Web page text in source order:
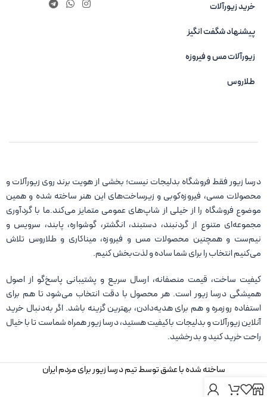
خرید زیورآلات
پیشنهاد شگفت انگیز
زیورآلات مس و فیروزه‌
طلاروس
درسا زیور فقط فروشگاه بدلیجات نیست؛ بخشی از هویت برند روی زیورآلات و
محصولات مسی، فیروزه‌کوبی و زیرساخت‌های این هنر ساخته شده و همین
موضوع فروشگاه را از خیلی از شاپ‌های عمومی متمایز می‌کند.ما با گردآوری
مجموعه‌ای متنوع از گردنبند، دستبند، انگشتر، گوشواره، پابند، سرویس و
نیم‌ست و همچنین محصولات مس و فیروزه، میناکاری و طلاروس تلاش
می‌کنیم انتخاب را برای شما ساده و لذت‌بخش کنیم.
کیفیت ساخت، قیمت منصفانه، ارسال سریع و پشتیبانی پاسخ‌گو از اصول
همیشگی درسا زیور است. هر محصول با دقت انتخاب می‌شود تا هم برای
استفاده روزمره و هم برای هدیه‌دادن، بهترین گزینه باشد. اگر به‌دنبال خرید
آنلاین زیورآلات و بدلیجات باکیفیت هستید، درسا زیور همراه شماست تا با خیال
راحت خرید کنید و بدرخشید.
ساخته شده با عشق توسط تیم درسا زیور برای مردم ایران